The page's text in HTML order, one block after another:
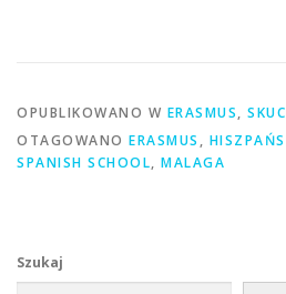
OPUBLIKOWANO W ERASMUS,
OTAGOWANO ERASMUS ,
SPANISH SCHOOL, MALAGA
Szukaj